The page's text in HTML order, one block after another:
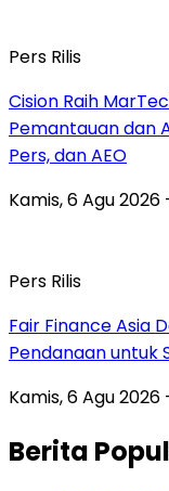
Pers Rilis
Cision Raih
Pemantauan dan
Pers, dan AEO
Kamis, 6 Agu 2026
Pers Rilis
Fair Finance Asia
Pendanaan untuk
Kamis, 6 Agu 2026
Berita